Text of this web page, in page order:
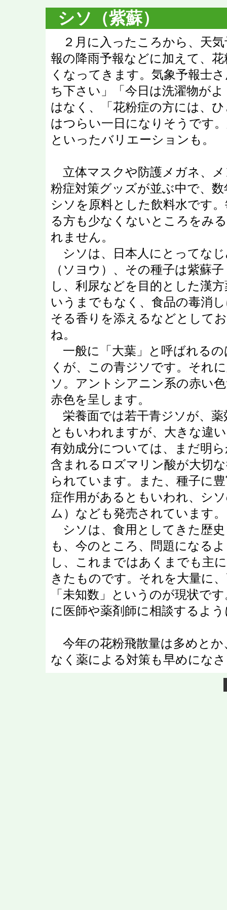
シソ（紫蘇）
２月に入ったころから、天気
報の降雨予報などに加えて、
くなってきます。気象予報士
ち下さい」「今日は洗濯物が
はなく、「花粉症の方には、
はつらい一日になりそうです
といったバリエーションも。
立体マスクや防護メガネ、
粉症対策グッズが並ぶ中で、
シソを原料とした飲料水です
る方も少なくないところをみ
れません。
シソは、日本人にとってな
（ソヨウ）、その種子は紫蘇
し、利尿などを目的とした漢
いうまでもなく、食品の毒消
そる香りを添えるなどとして
ね。
一般に「大葉」と呼ばれる
くが、この青ジソです。それ
ソ。アントシアニン系の赤い
赤色を呈します。
栄養面では若干青ジソが、
ともいわれますが、大きな違
有効成分については、まだ明
含まれるロズマリン酸が大切
られています。また、種子に
症作用があるともいわれ、シ
ム）なども発売されています。
シソは、食用としてきた歴
も、今のところ、問題になる
し、これまではあくまでも主
きたものです。それを大量に
「未知数」というのが現状で
に医師や薬剤師に相談するよ
今年の花粉飛散量は多めと
なく薬による対策も早めにな